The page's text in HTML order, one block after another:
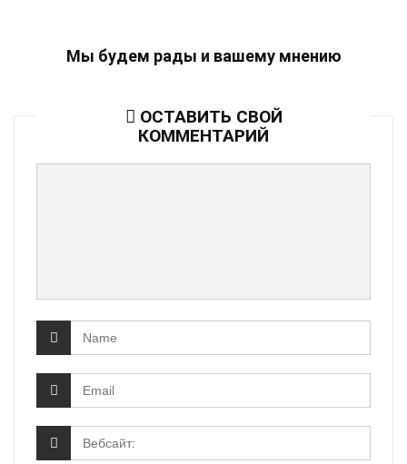
Мы будем рады и вашему мнению
ОСТАВИТЬ СВОЙ
КОММЕНТАРИЙ